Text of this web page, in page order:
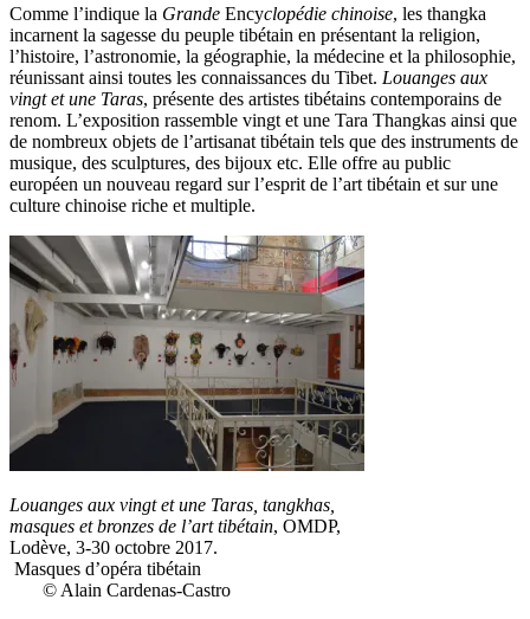
Comme l’indique la Grande Encyclopédie chinoise, les thangka
incarnent la sagesse du peuple tibétain en présentant la religion,
l’histoire, l’astronomie, la géographie, la médecine et la philosophie,
réunissant ainsi toutes les connaissances du Tibet. Louanges aux
vingt et une Taras, présente des artistes tibétains contemporains de
renom. L’exposition rassemble vingt et une Tara Thangkas ainsi que
de nombreux objets de l’artisanat tibétain tels que des instruments de
musique, des sculptures, des bijoux etc. Elle offre au public
européen un nouveau regard sur l’esprit de l’art tibétain et sur une
culture chinoise riche et multiple.
Louanges aux vingt et une Taras, tangkhas,
masques et bronzes de l’art tibétain, OMDP,
Lodève, 3-30 octobre 2017.
Masques d’opéra tibétain
© Alain Cardenas-Castro